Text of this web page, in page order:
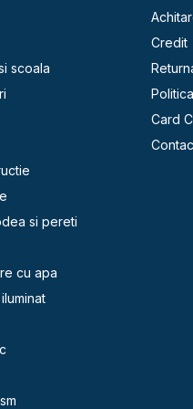
scoala
si pereti
cu apa
Credit
Card